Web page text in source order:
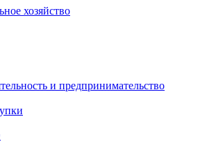
хозяйство
и предпринимательство